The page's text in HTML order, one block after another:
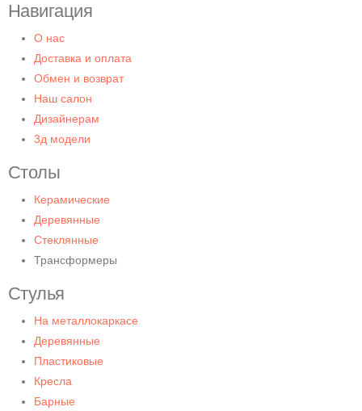
Навигация
О нас
Доставка и оплата
Обмен и возврат
Наш салон
Дизайнерам
3д модели
Столы
Керамические
Деревянные
Стеклянные
Трансформеры
Стулья
На металлокаркасе
Деревянные
Пластиковые
Кресла
Барные